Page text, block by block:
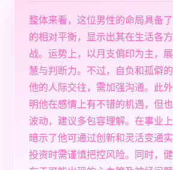
整体来看，这位男性的命局具备
的相对平衡，显示出其在生活各
战。运势上，以月支偏印为主，
慧与判断力。不过，自负和孤僻
他的人际交往，需加强沟通。此
明他在感情上有不错的机遇，但
波动，建议多包容理解。在事业
暗示了他可通过创新和灵活变通
投资时需谨慎把控风险。同时，